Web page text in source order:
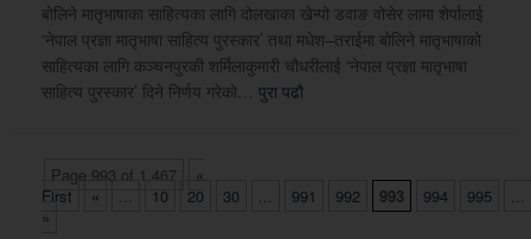
बोलिने मातृभाषाका साहित्यका लागि दोलखाका खेन्पो डवाङ वोसेर लामा शेर्पालाई
‘नेपाल प्रज्ञा मातृभाषा साहित्य पुरस्कार’ तथा मधेश–तराईमा बोलिने मातृभाषाको
साहित्यका लागि कञ्चनपुरकी शर्मिलाकुमारी चौधरीलाई ‘नेपाल प्रज्ञा मातृभाषा
साहित्य पुरस्कार’ दिने निर्णय गरेको… पुरा पढौ
Page 993 of 1,467
«
First
« ... 10 20 30 ... 991 992 993 994 995
...
»